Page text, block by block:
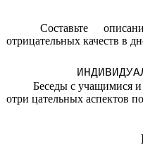
Составьте
отрицательных качеств в
Беседы с учащимися
отри цательных аспектов